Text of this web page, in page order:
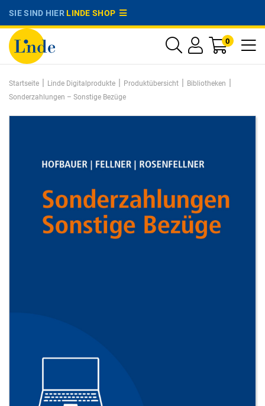
SIE SIND HIERLINDE SHOP
0
Startseite | Linde Digitalprodukte | Produktübersicht | Bibliotheken |
Sonderzahlungen – Sonstige Bezüge